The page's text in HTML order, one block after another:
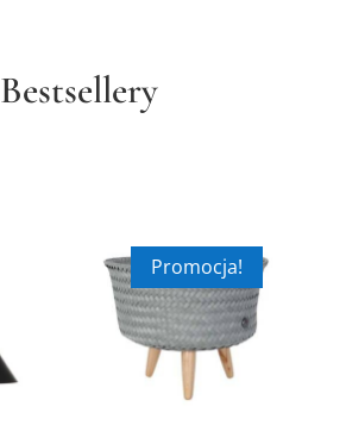
Bestsellery
Promocja!